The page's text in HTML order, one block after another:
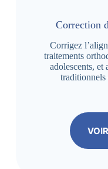
Correction
Corrigez
traitements
adolescents, et
traditionnels